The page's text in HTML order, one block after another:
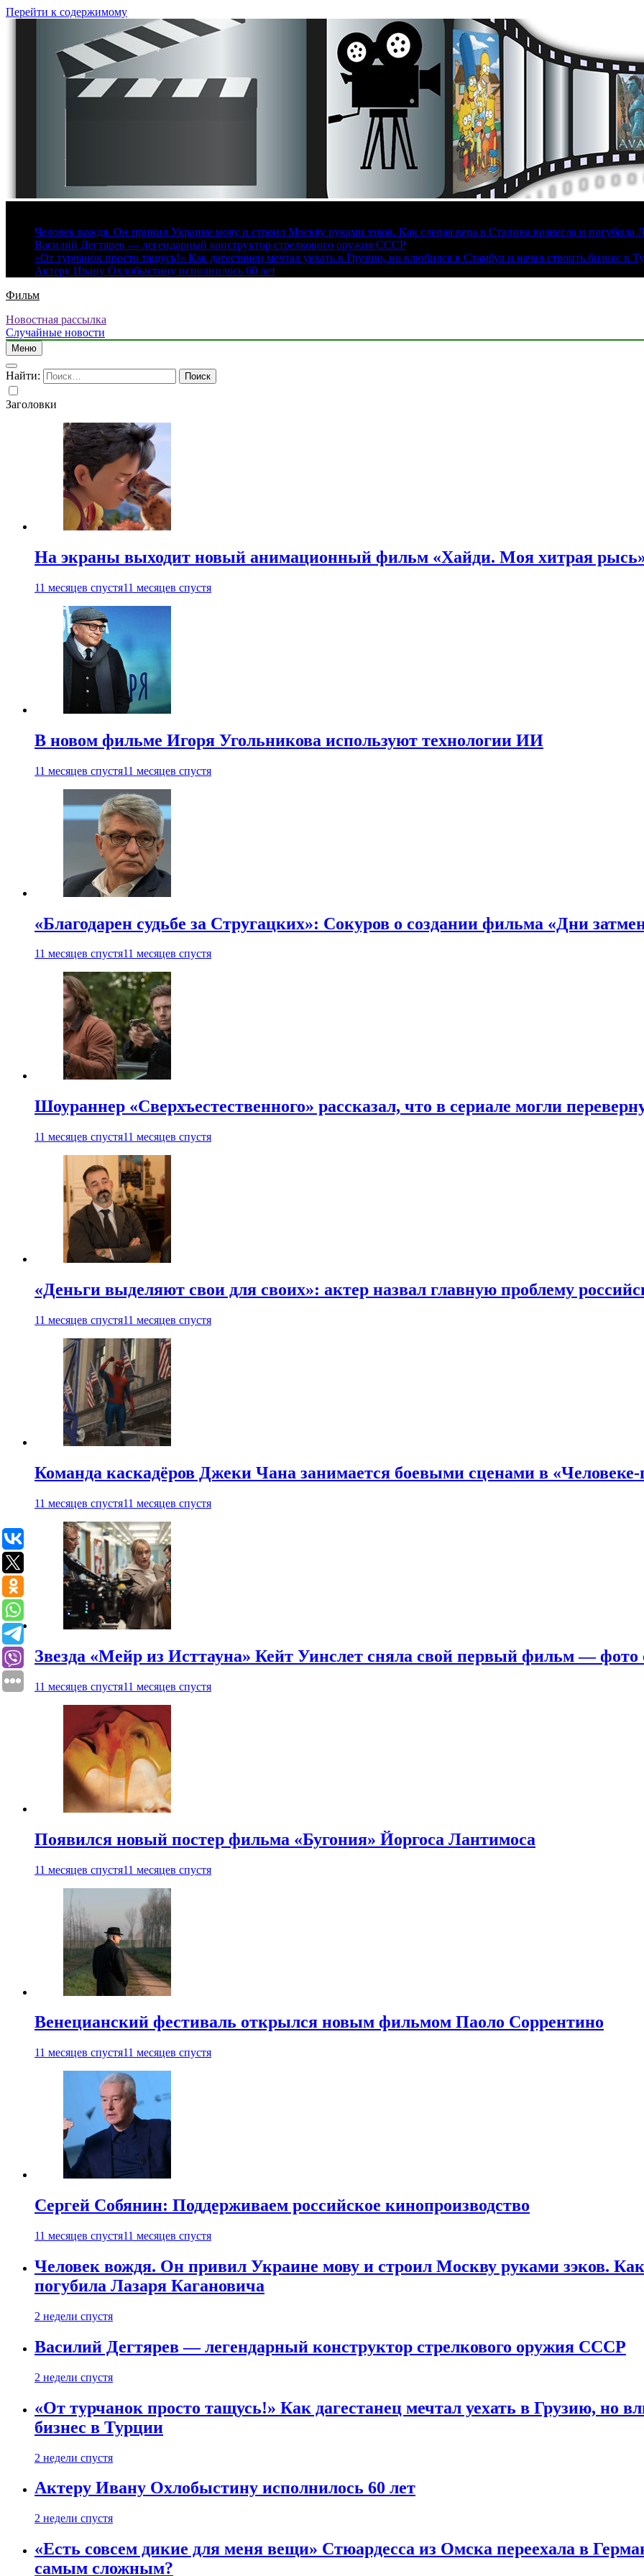
Перейти к содержимому
Человек вождя. Он привил Украине мову и строил Москву руками зэков. Как слепая вера в Сталина вознесла и погубила
Василий Дегтярев — легендарный конструктор стрелкового оружия СССР
«От турчанок просто тащусь!» Как дагестанец мечтал уехать в Грузию, но влюбился в Стамбул и начал строить бизнес в
Актеру Ивану Охлобыстину исполнилось 60 лет
Фильм
Новостная рассылка
Случайные новости
Меню
Найти:
Заголовки
На экраны выходит новый анимационный фильм «Хайди. Моя хитрая
11 месяцев спустя11 месяцев спустя
В новом фильме Игоря Угольникова используют технологии ИИ
11 месяцев спустя11 месяцев спустя
«Благодарен судьбе за Стругацких»: Сокуров о создании фильма «Дни
11 месяцев спустя11 месяцев спустя
Шоураннер «Сверхъестественного» рассказал, что в сериале могли
11 месяцев спустя11 месяцев спустя
«Деньги выделяют свои для своих»: актер назвал главную проблему
11 месяцев спустя11 месяцев спустя
Команда каскадёров Джеки Чана занимается боевыми сценами в «Человеке-
11 месяцев спустя11 месяцев спустя
Звезда «Мейр из Исттауна» Кейт Уинслет сняла свой первый фильм — фото
11 месяцев спустя11 месяцев спустя
Появился новый постер фильма «Бугония» Йоргоса Лантимоса
11 месяцев спустя11 месяцев спустя
Венецианский фестиваль открылся новым фильмом Паоло Соррентино
11 месяцев спустя11 месяцев спустя
Сергей Собянин: Поддерживаем российское кинопроизводство
11 месяцев спустя11 месяцев спустя
Человек вождя. Он привил Украине мову и строил Москву руками зэков.
погубила Лазаря Кагановича
2 недели спустя
Василий Дегтярев — легендарный конструктор стрелкового оружия СССР
2 недели спустя
«От турчанок просто тащусь!» Как дагестанец мечтал уехать в Грузию, но
бизнес в Турции
2 недели спустя
Актеру Ивану Охлобыстину исполнилось 60 лет
2 недели спустя
«Есть совсем дикие для меня вещи» Стюардесса из Омска переехала в
самым сложным?